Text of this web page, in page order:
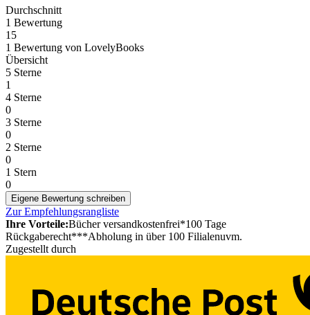
Durchschnitt
1 Bewertung
15
1 Bewertung von LovelyBooks
Übersicht
5 Sterne
1
4 Sterne
0
3 Sterne
0
2 Sterne
0
1 Stern
0
Eigene Bewertung schreiben
Zur Empfehlungsrangliste
Ihre Vorteile:Bücher versandkostenfrei*100 Tage
Rückgaberecht***Abholung in über 100 Filialenuvm.
Zugestellt durch